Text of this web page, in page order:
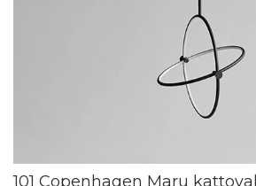
101 Copenhagen Maru